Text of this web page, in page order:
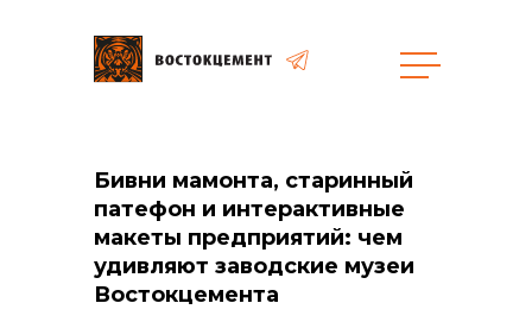
Бивни мамонта, старинный
патефон и интерактивные
макеты предприятий: чем
удивляют заводские музеи
Востокцемента